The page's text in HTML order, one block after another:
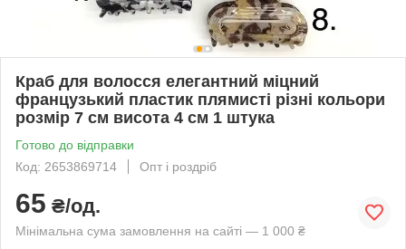
Краб для волосся елегантний міцний
французький пластик плямисті різні кольори
розмір 7 см висота 4 см 1 штука
Готово до відправки
Код: 2653869714
Опт і роздріб
65 ₴/од.
Мінімальна сума замовлення на сайті — 1 000 ₴